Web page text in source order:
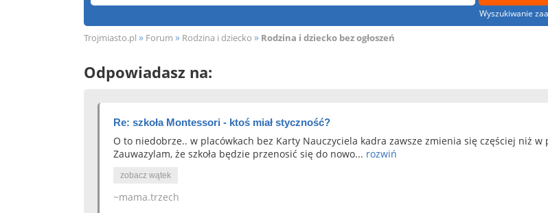
Wyszukiwanie
Trojmiasto.pl » Forum » Rodzina i dziecko » Rodzina i dziecko bez ogłoszeń
Odpowiadasz na:
Re: szkoła Montessori - ktoś miał styczność?
O to niedobrze.. w placówkach bez Karty Nauczyciela kadra zawsze zmienia się częściej niż
Zauwazylam, że szkoła będzie przenosić się do nowo... rozwiń
zobacz wątek
~mama.trzech